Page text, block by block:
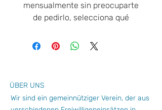
mensualmente sin preocuparte
de pedirlo, selecciona qué
se te cargará automáticamente
ÜBER UNS
Wir sind ein gemeinnütziger Verein, der aus